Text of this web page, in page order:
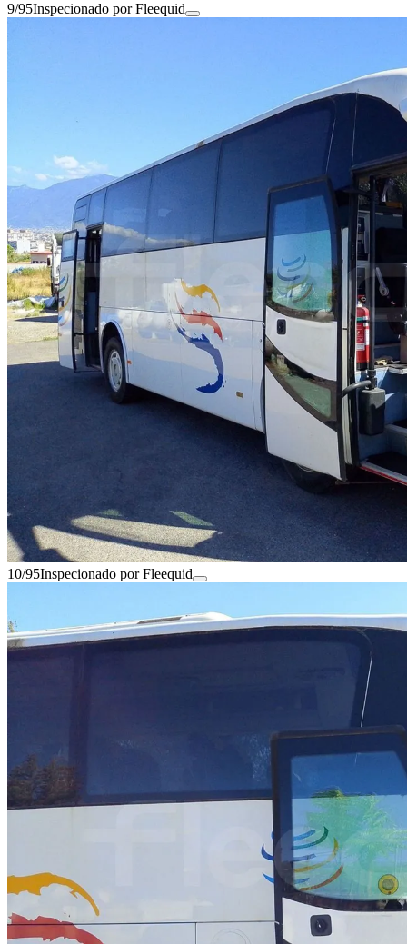
9/95Inspecionado por Fleequid
10/95Inspecionado por Fleequid